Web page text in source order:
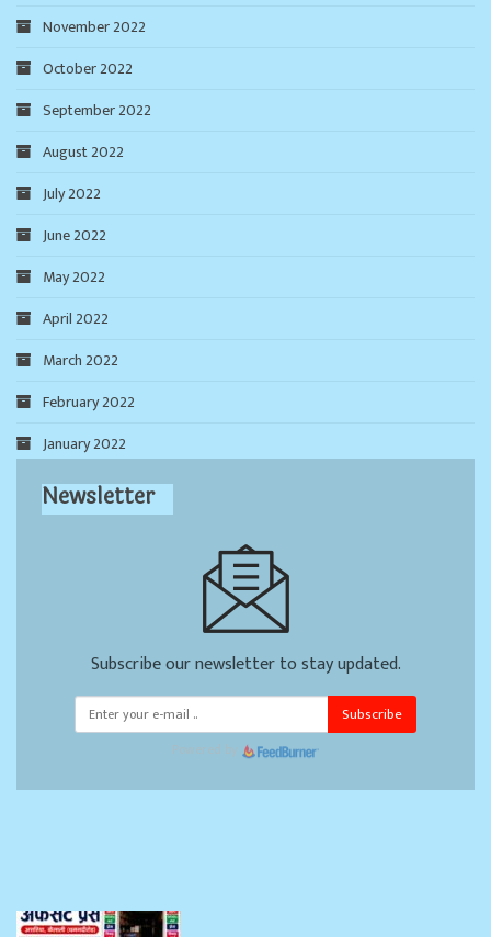
November 2022
October 2022
September 2022
August 2022
July 2022
June 2022
May 2022
April 2022
March 2022
February 2022
January 2022
Newsletter
Subscribe our newsletter to stay updated.
Subscribe